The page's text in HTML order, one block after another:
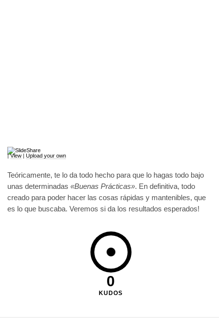
|View | Upload your own
Teóricamente, te lo da todo hecho para que lo hagas todo bajo
unas determinadas «Buenas Prácticas». En definitiva, todo
creado para poder hacer las cosas rápidas y mantenibles, que
es lo que buscaba. Veremos si da los resultados esperados!
0
KUDOS